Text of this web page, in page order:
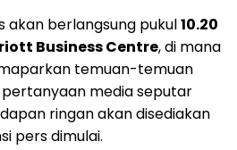
akan berlangsung pukul10.20
Business Centre, di mana
temuan-temuan
media seputar
ringan akan disediakan
pers dimulai.